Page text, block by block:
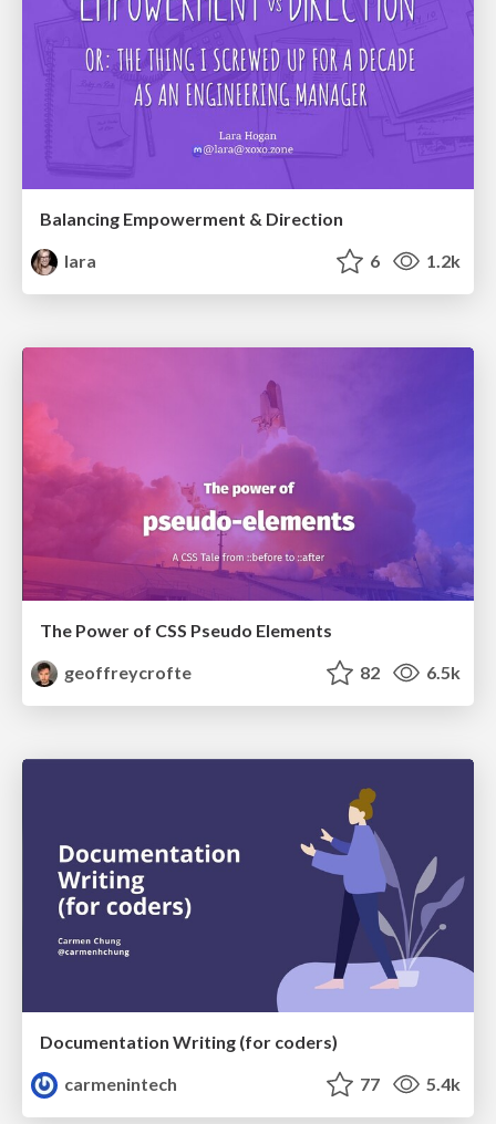
Balancing Empowerment & Direction
lara
6 1.2k
The Power of CSS Pseudo Elements
geoffreycrofte
82 6.5k
Documentation Writing (for coders)
carmenintech
77 5.4k